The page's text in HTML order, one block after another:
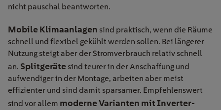
nicht pauschal beantworten.
Mobile Klimaanlagen sind praktisch, wenn die Räume
schnell und flexibel gekühlt werden sollen. Bei längerer
Nutzung steigt aber der Stromverbrauch relativ schnell
an. Splitgeräte sind teurer in der Anschaffung und
aufwendiger in der Montage, arbeiten aber meist
effizienter und sind damit sparsamer. Empfehlenswert
sind vor allem moderne Varianten mit Inverter-